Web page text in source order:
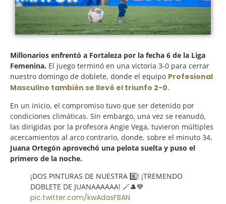
Millonarios enfrentó a Fortaleza por la fecha 6 de la Liga
Femenina. El juego terminó en una victoria 3-0 para cerrar
nuestro domingo de doblete, donde el equipo Profesional
Masculino también se llevó el triunfo 2-0.
En un inicio, el compromiso tuvo que ser detenido por
condiciones climáticas. Sin embargo, una vez se reanudó,
las dirigidas por la profesora Angie Vega, tuvieron múltiples
acercamientos al arco contrario, donde, sobre el minuto 34,
Juana Ortegón aprovechó una pelota suelta y puso el
primero de la noche.
¡DOS PINTURAS DE NUESTRA 8️⃣! ¡TREMENDO
DOBLETE DE JUANAAAAAA! 🪄🎩💙
pic.twitter.com/kwAdasFBAN